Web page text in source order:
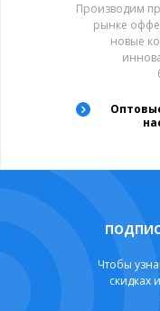
Производим
рынке
новые
Чтобы
скидках